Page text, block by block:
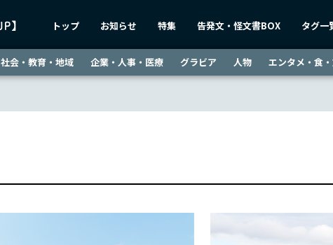
トップ お知らせ 特集 告発文・怪文書BOX タグ一
社会・教育・地域 企業・人事・医療 グラビア 人物 エンタメ・食